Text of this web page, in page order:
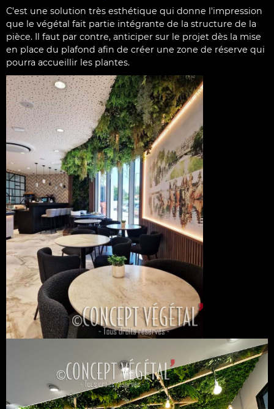
C'est une solution très esthétique qui donne l'impression
que le végétal fait partie intégrante de la structure de la
pièce. Il faut par contre, anticiper sur le projet dès la mise
en place du plafond afin de créer une zone de réserve qui
pourra accueillir les plantes.